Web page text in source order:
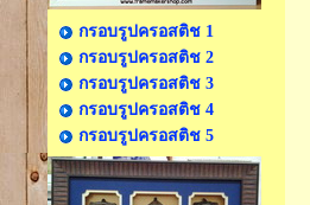
กรอบรูปครอสติช 1
กรอบรูปครอสติช 2
กรอบรูปครอสติช 3
กรอบรูปครอสติช 4
กรอบรูปครอสติช 5